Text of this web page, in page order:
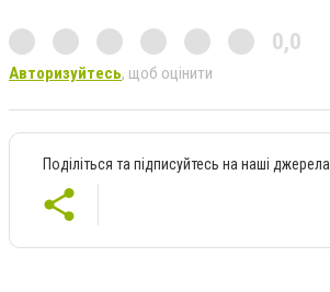
0,0
Авторизуйтесь, щоб оцінити
Поділіться та підписуйтесь на наші джерела